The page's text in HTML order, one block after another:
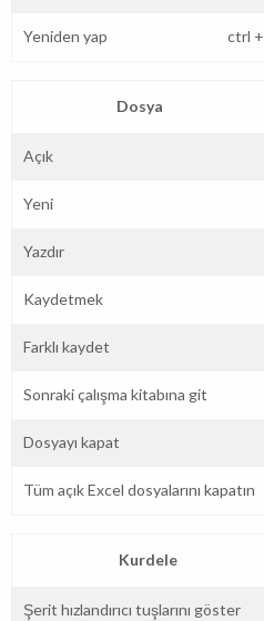
Yeniden yap ctrl +
Dosya
Açık
Yeni
Yazdır
Kaydetmek
Farklı kaydet
Sonraki çalışma kitabına git
Dosyayı kapat
Tüm açık Excel dosyalarını kapatın
Kurdele
Şerit hızlandırıcı tuşlarını göster